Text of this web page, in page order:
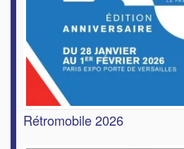
Rétromobile 2026